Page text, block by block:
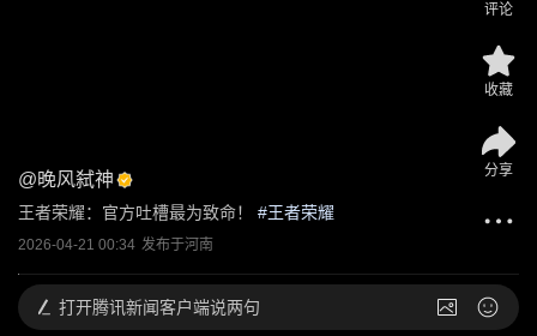
@晚风弑神
王者荣耀：官方吐槽最为致命！ #王者荣耀
2026-04-21 00:34 发布于河南
评论
收藏
分享
打开腾讯新闻客户端说两句